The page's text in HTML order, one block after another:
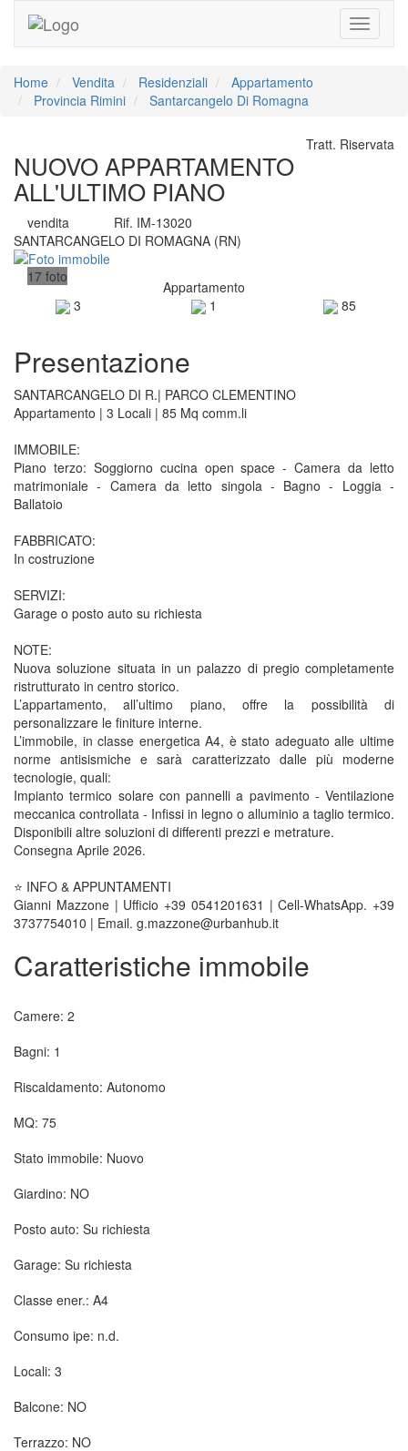
Toggle
Home Vendita Residenziali
Appartamento
Provincia Rimini
Santarcangelo Di Romagna
Tratt. Riservata
NUOVO APPARTAMENTO
ALL'ULTIMO PIANO
vendita
Rif. IM-13020
SANTARCANGELO DI ROMAGNA (RN)
17 foto
Appartamento
3
1 85
Presentazione
SANTARCANGELO DI R.| PARCO CLEMENTINO
Appartamento | 3 Locali | 85 Mq comm.li
IMMOBILE:
Piano terzo: Soggiorno cucina open space - Camera da letto
matrimoniale - Camera da letto singola - Bagno - Loggia -
Ballatoio
FABBRICATO:
In costruzione
SERVIZI:
Garage o posto auto su richiesta
NOTE:
Nuova soluzione situata in un palazzo di pregio completamente
ristrutturato in centro storico.
L’appartamento, all’ultimo piano, offre la possibilità di
personalizzare le finiture interne.
L’immobile, in classe energetica A4, è stato adeguato alle ultime
norme antisismiche e sarà caratterizzato dalle più moderne
tecnologie, quali:
Impianto termico solare con pannelli a pavimento - Ventilazione
meccanica controllata - Infissi in legno o alluminio a taglio termico.
Disponibili altre soluzioni di differenti prezzi e metrature.
Consegna Aprile 2026.
⭐ INFO & APPUNTAMENTI
Gianni Mazzone | Ufficio +39 0541201631 | Cell-WhatsApp. +39
3737754010 | Email. g.mazzone@urbanhub.it
Caratteristiche immobile
Camere: 2
Bagni: 1
Riscaldamento: Autonomo
MQ: 75
Stato immobile: Nuovo
Giardino: NO
Posto auto: Su richiesta
Garage: Su richiesta
Classe ener.: A4
Consumo ipe: n.d.
Locali: 3
Balcone: NO
Terrazzo: NO